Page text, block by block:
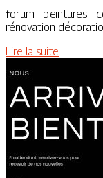
forum peintures
rénovation
Lire la suite